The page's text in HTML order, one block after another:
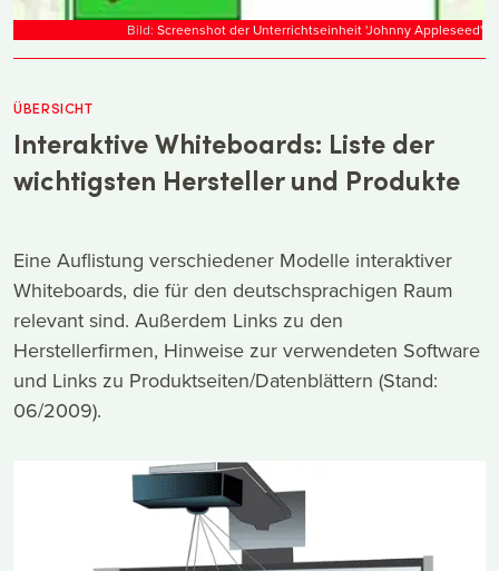
Bild: Screenshot der Unterrichtseinheit 'Johnny Appleseed'
ÜBERSICHT
Interaktive Whiteboards: Liste der
wichtigsten Hersteller und Produkte
Eine Auflistung verschiedener Modelle interaktiver
Whiteboards, die für den deutschsprachigen Raum
relevant sind. Außerdem Links zu den
Herstellerfirmen, Hinweise zur verwendeten Software
und Links zu Produktseiten/Datenblättern (Stand:
06/2009).